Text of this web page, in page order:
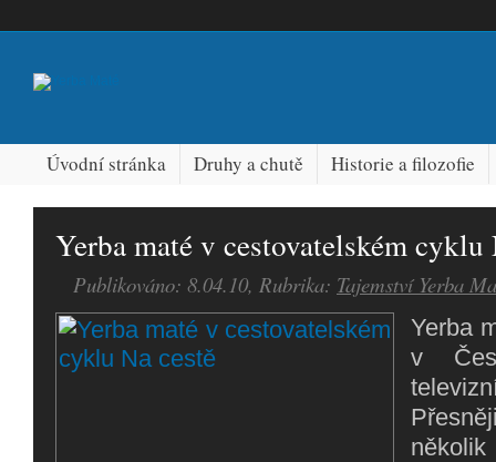
Úvodní stránka Druhy a chutě Historie a filozofie
Yerba maté v cestovatelském cyklu
Publikováno: 8.04.10, Rubrika: Tajemství Yerba
Yerba
v